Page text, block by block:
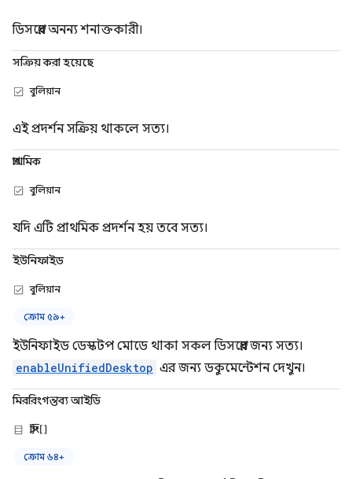
ডিসপ্লের অনন্য শনাক্তকারী।
সক্রিয় করা হয়েছে
বুলিয়ান
এই প্রদর্শন সক্রিয় থাকলে সত্য।
প্রাথমিক
বুলিয়ান
যদি এটি প্রাথমিক প্রদর্শন হয় তবে সত্য।
ইউনিফাইড
বুলিয়ান
ক্রোম ৫৯+
ইউনিফাইড ডেস্কটপ মোডে থাকা সকল ডিসপ্লের জন্য সত্য।
enableUnifiedDesktop এর জন্য ডকুমেন্টেশন দেখুন।
মিররিংগন্তব্য আইডি
স্ট্রিং[]
ক্রোম ৬৪+